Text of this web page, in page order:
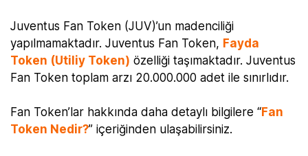
Juventus Fan Token (JUV)’un madenciliği
yapılmamaktadır. Juventus Fan Token, Fayda
Token (Utiliy Token) özelliği taşımaktadır. Juventus
Fan Token toplam arzı 20.000.000 adet ile sınırlıdır.
Fan Token’lar hakkında daha detaylı bilgilere “Fan
Token Nedir?” içeriğinden ulaşabilirsiniz.